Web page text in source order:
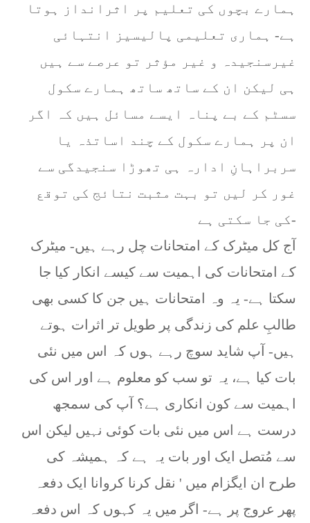
ہمارے بچوں کی تعلیم پر اثرانداز ہوتا
ہے- ہماری تعلیمی پالیسیز انتہائی
غیرسنجیدہ و غیر مؤثر تو عرصے سے ہیں
ہی لیکن ان کے ساتھ ساتھ ہمارے سکول
سسٹم کے بے پناہ ایسے مسائل ہیں کہ اگر
ان پر ہمارے سکول کے چند اساتذہ یا
سربراہانِ ادارہ ہی تھوڑا سنجیدگی سے
غور کر لیں تو بہت مثبت نتائج کی توقع
کی جا سکتی ہے-
آج کل میٹرک کے امتحانات چل رہے ہیں- میٹرک
کے امتحانات کی اہمیت سے کیسے انکار کیا جا
سکتا ہے- یہ وہ امتحانات ہیں جن کا کسی بھی
طالبِ علم کی زندگی پر طویل تر اثرات ہوتے
ہیں- آپ شاید سوچ رہے ہوں کہ اس میں نئی
بات کیا ہے، یہ تو سب کو معلوم ہے اور اس کی
اہمیت سے کون انکاری ہے؟ آپ کی سمجھ
درست ہے اس میں نئی بات کوئی نہیں لیکن اس
سے مُتصل ایک اور بات یہ ہے کہ ہمیشہ کی
طرح ان ایگزام میں ' نقل کرنا کروانا ایک دفعہ
پھر عروج پر ہے- اگر میں یہ کہوں کہ اس دفعہ